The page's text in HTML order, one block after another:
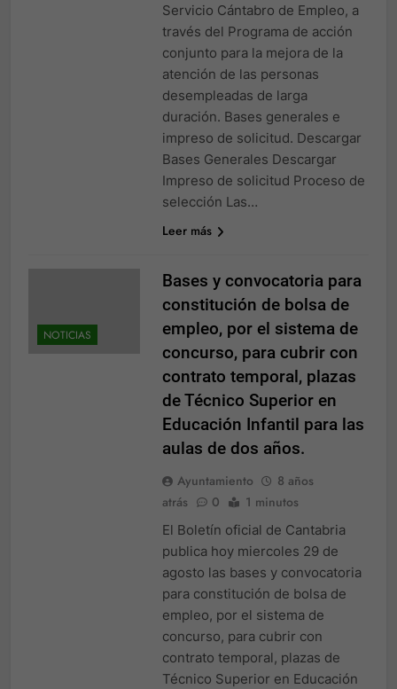
Servicio Cántabro de Empleo, a
través del Programa de acción
conjunto para la mejora de la
atención de las personas
desempleadas de larga
duración. Bases generales e
impreso de solicitud. Descargar
Bases Generales Descargar
Impreso de solicitud Proceso de
selección Las…
Leer más
NOTICIAS
Bases y convocatoria para
constitución de bolsa de
empleo, por el sistema de
concurso, para cubrir con
contrato temporal, plazas
de Técnico Superior en
Educación Infantil para las
aulas de dos años.
Ayuntamiento
8 años
atrás
0 1 minutos
El Boletín oficial de Cantabria
publica hoy miercoles 29 de
agosto las bases y convocatoria
para constitución de bolsa de
empleo, por el sistema de
concurso, para cubrir con
contrato temporal, plazas de
Técnico Superior en Educación